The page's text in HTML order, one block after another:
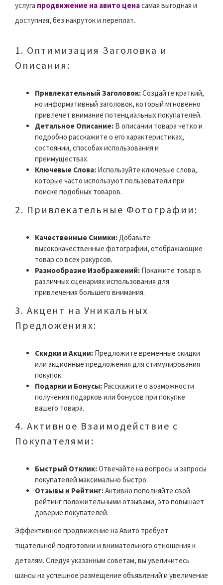
услуга продвижение на авито ценасамая выгодная и
доступная, без накруток и переплат.
1. Оптимизация Заголовка и
Описания:
Привлекательный Заголовок:Создайте краткий,
но информативный заголовок, который мгновенно
привлечет внимание потенциальных покупателей.
Детальное Описание: В описании товара четко и
подробно расскажите о его характеристиках,
состоянии, способах использования и
преимуществах.
Ключевые Слова: Используйте ключевые слова,
которые часто используют пользователи при
поиске подобных товаров.
2. Привлекательные Фотографии:
Качественные Снимки:Добавьте
высококачественные фотографии, отображающие
товар со всех ракурсов.
Разнообразие Изображений: Покажите товар в
различных сценариях использования для
привлечения большего внимания.
3. Акцент на Уникальных
Предложениях:
Скидки и Акции: Предложите временные скидки
или акционные предложения для стимулирования
покупок.
Подарки и Бонусы: Расскажите о возможности
получения подарков или бонусов при покупке
вашего товара.
4. Активное Взаимодействие с
Покупателями:
Быстрый Отклик:Отвечайте на вопросы и запросы
покупателей максимально быстро.
Отзывы и Рейтинг:Активно пополняйте свой
рейтинг положительными отзывами, это повышает
доверие покупателей.
Эффективное продвижение на Авито требует
тщательной подготовки и внимательного отношения к
деталям. Следуя указанным советам, вы увеличитесь
шансы на успешное размещение объявлений и увеличение